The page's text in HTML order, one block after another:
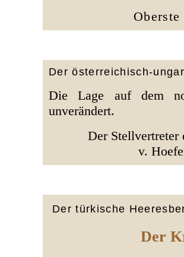
Der österreichisch-
Die Lage auf dem
unverändert.
Der Stellvertreter
v.
Der türkische
Der